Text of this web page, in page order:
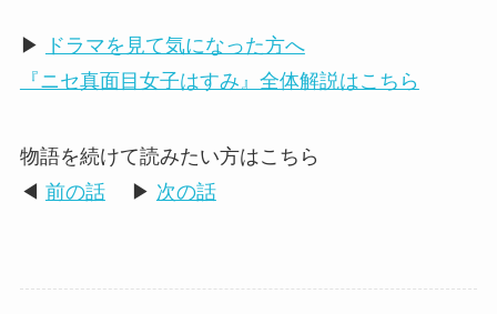
▶
ドラマを見て気になった方へ
『ニセ真面目女子はすみ』全体解説はこちら
物語を続けて読みたい方はこちら
◀ 前の話▶ 次の話